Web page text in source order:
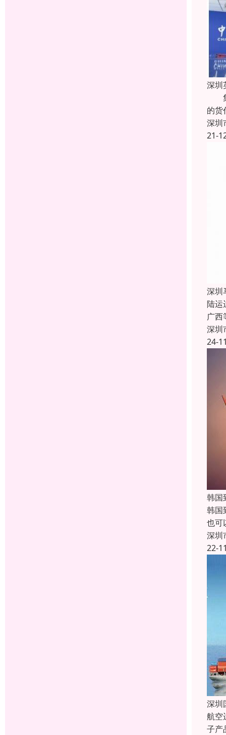
深圳
集
的货
深圳
21-
深圳
陆运
广西
深圳
24-
韩国
韩国
也可
深圳
22-
深圳
航空
子产